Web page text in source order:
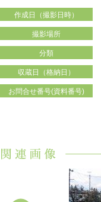
作成日（撮影日時）
撮影場所
分類
収蔵日（格納日）
お問合せ番号(資料番号)